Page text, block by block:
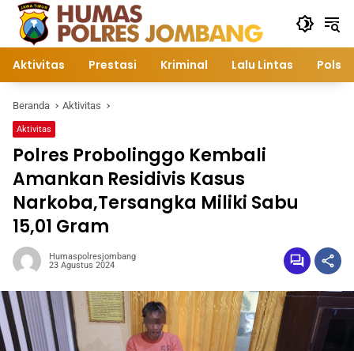
Langsung
konten
Aktivitas Prestasi Kriminal Lalu Lintas
Beranda Aktivitas
Aktivitas
Polres Probolinggo Kembali
Amankan Residivis Kasus
Narkoba,Tersangka Miliki Sabu
15,01 Gram
Humaspolresjombang
23 Agustus 2024